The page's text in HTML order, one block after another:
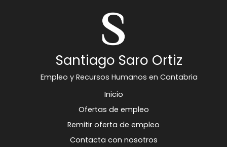
Santiago Saro Ortiz
Empleo y Recursos Humanos en Cantabria
Inicio
Ofertas de empleo
Remitir oferta de empleo
Contacta con nosotros